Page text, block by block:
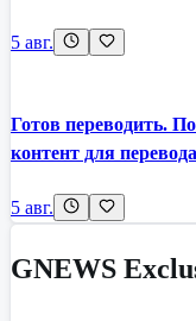
5 авг.
Готов переводить.
контент для
5 авг.
GNEWS